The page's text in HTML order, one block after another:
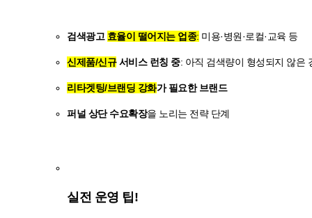
검색광고 효율이 떨어지는 업종: 미용·병원·로컬·교육 등
신제품/신규서비스 런칭 중: 아직 검색량이 형성되지 않은
리타겟팅/브랜딩 강화가 필요한 브랜드
퍼널 상단 수요확장을 노리는 전략 단계
실전 운영 팁!